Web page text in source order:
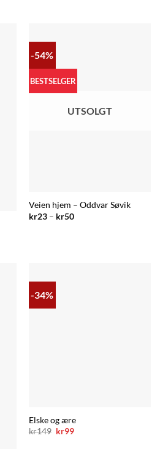
-54%
BESTSELGER
UTSOLGT
Veien hjem – Oddvar Søvik
kr23 – kr50Prisområde:
-34%
Elske og ære
kr149 Opprinnelig
kr99Nåværende